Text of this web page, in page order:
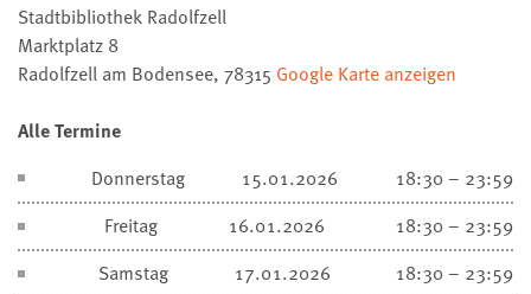
Stadtbibliothek Radolfzell
Marktplatz 8
Radolfzell am Bodensee, 78315 Google Karte anzeigen
Alle Termine
Donnerstag
15.01.2026
18:30 – 23:59
Freitag
16.01.2026
18:30 – 23:59
Samstag
17.01.2026
18:30 – 23:59